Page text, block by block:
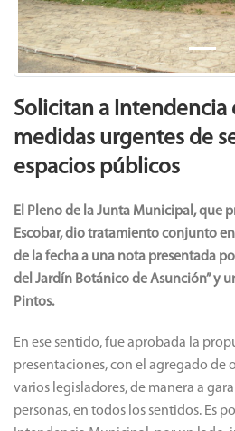
Solicitan a Intendencia
medidas urgentes de
espacios públicos
El Pleno de la Junta Municipal, que
Escobar, dio tratamiento conjunto
de la fecha a una nota presentada
del Jardín Botánico de Asunción” y
Pintos.
En ese sentido, fue aprobada la
presentaciones, con el agregado de
varios legisladores, de manera a
personas, en todos los sentidos. Es